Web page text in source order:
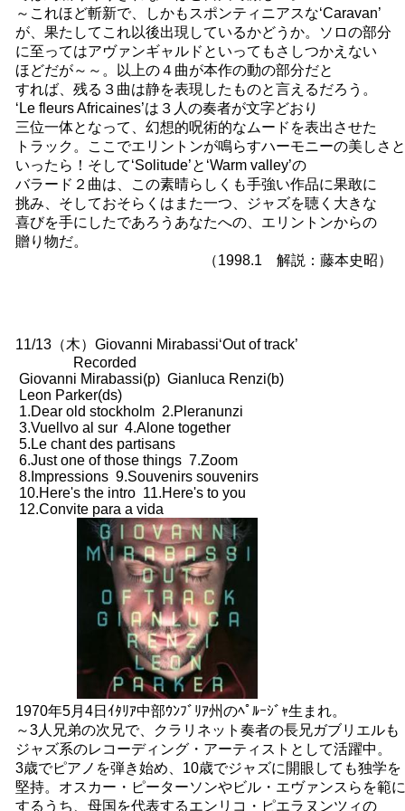
～これほど斬新で、しかもスポンティニアスな‘Caravan’
が、果たしてこれ以後出現しているかどうか。ソロの部分
に至ってはアヴァンギャルドといってもさしつかえない
ほどだが～～。以上の４曲が本作の動の部分だと
すれば、残る３曲は静を表現したものと言えるだろう。
‘Le fleurs Africaines’は３人の奏者が文字どおり
三位一体となって、幻想的呪術的なムードを表出させた
トラック。ここでエリントンが鳴らすハーモニーの美しさと
いったら！そして‘Solitude’と‘Warm valley’の
バラード２曲は、この素晴らしくも手強い作品に果敢に
挑み、そしておそらくはまた一つ、ジャズを聴く大きな
喜びを手にしたであろうあなたへの、エリントンからの
贈り物だ。
（1998.1 解説：藤本史昭）
11/13（木）Giovanni Mirabassi‘Out of track’
Recorded
Giovanni Mirabassi(p) Gianluca Renzi(b)
Leon Parker(ds)
1.Dear old stockholm 2.Pleranunzi
3.Vuellvo al sur 4.Alone together
5.Le chant des partisans
6.Just one of those things 7.Zoom
8.Impressions 9.Souvenirs souvenirs
10.Here's the intro 11.Here's to you
12.Convite para a vida
1970年5月4日ｲﾀﾘｱ中部ｳﾝﾌﾞﾘｱ州のﾍﾟﾙｰｼﾞｬ生まれ。
～3人兄弟の次兄で、クラリネット奏者の長兄ガブリエルも
ジャズ系のレコーディング・アーティストとして活躍中。
3歳でピアノを弾き始め、10歳でジャズに開眼しても独学を
堅持。オスカー・ピーターソンやビル・エヴァンスらを範に
するうち、母国を代表するエンリコ・ピエラヌンツィの